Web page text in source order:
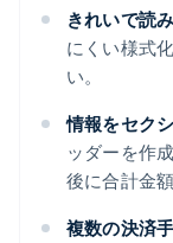
きれいで読
にくい様式
い。
情報をセク
ッダーを作
後に合計金
複数の決済